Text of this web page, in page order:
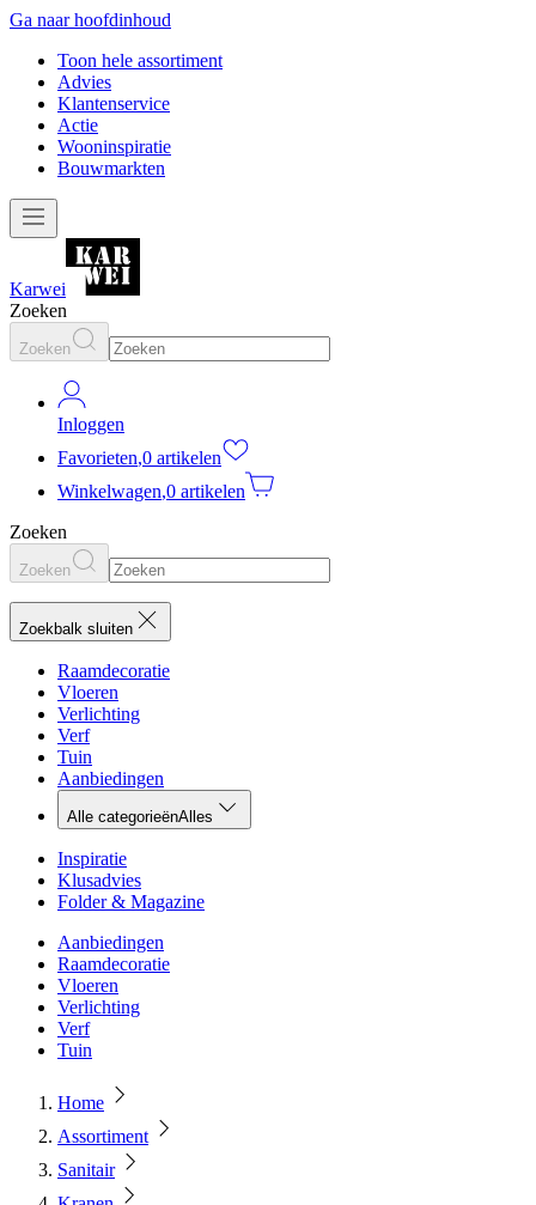
Ga naar hoofdinhoud
Toon hele assortiment
Advies
Klantenservice
Actie
Wooninspiratie
Bouwmarkten
Karwei
Zoeken
Zoeken
Inloggen
Favorieten,0 artikelen
Winkelwagen,0 artikelen
Zoeken
Zoeken
Zoekbalk sluiten
Raamdecoratie
Vloeren
Verlichting
Verf
Tuin
Aanbiedingen
Alle categorieënAlles
Inspiratie
Klusadvies
Folder & Magazine
Aanbiedingen
Raamdecoratie
Vloeren
Verlichting
Verf
Tuin
Home
Assortiment
Sanitair